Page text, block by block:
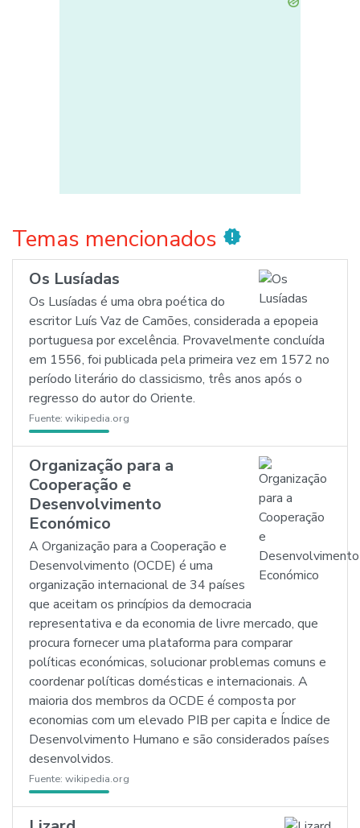
Temas mencionados new_releases
Os Lusíadas
Os Lusíadas é uma obra poética do
escritor Luís Vaz de Camões, considerada a epopeia
portuguesa por excelência. Provavelmente concluída
em 1556, foi publicada pela primeira vez em 1572 no
período literário do classicismo, três anos após o
regresso do autor do Oriente.
Fuente: wikipedia.org
Organização para a
Cooperação e
Desenvolvimento
Económico
A Organização para a Cooperação e
Desenvolvimento (OCDE) é uma
organização internacional de 34 países
que aceitam os princípios da democracia
representativa e da economia de livre mercado, que
procura fornecer uma plataforma para comparar
políticas económicas, solucionar problemas comuns e
coordenar políticas domésticas e internacionais. A
maioria dos membros da OCDE é composta por
economias com um elevado PIB per capita e Índice de
Desenvolvimento Humano e são considerados países
desenvolvidos.
Fuente: wikipedia.org